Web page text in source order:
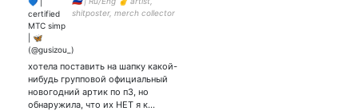
shitposter, merch collector
хотела поставить на шапку какой-
нибудь групповой официальный
новогодний артик по п3, но
обнаружила, что их НЕТ я к…